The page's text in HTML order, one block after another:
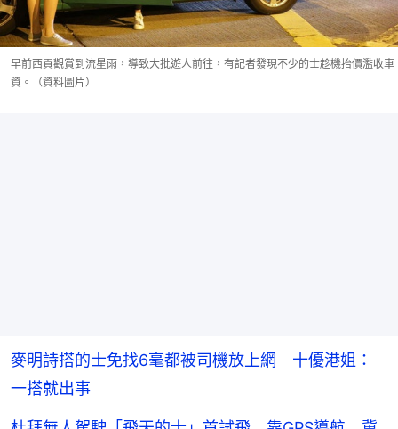
早前西貢觀賞到流星雨，導致大批遊人前往，有記者發現不少的士趁機抬價濫收車
資。（資料圖片）
麥明詩搭的士免找6毫都被司機放上網 十優港姐：
一搭就出事